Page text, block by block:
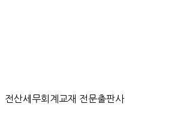
전산세무회계교재 전문출판사